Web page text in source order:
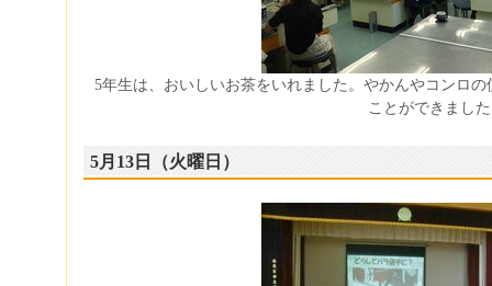
5年生は、おいしいお茶をいれました。やかんやコンロ
ことができまし
5月13日（火曜日）